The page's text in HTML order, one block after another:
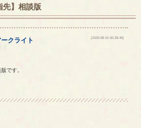
先】相談版
ークライト
[2020-08-15 00:28:46]
です。